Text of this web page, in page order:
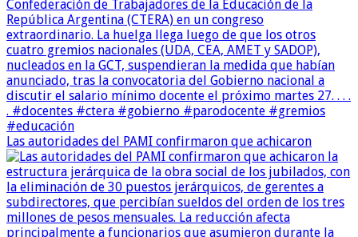
Las autoridades del PAMI confirmaron que achicaron